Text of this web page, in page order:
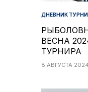
ДНЕВНИК
ВЕСНА
ТУРНИРА
8 АВГУСТА 2024